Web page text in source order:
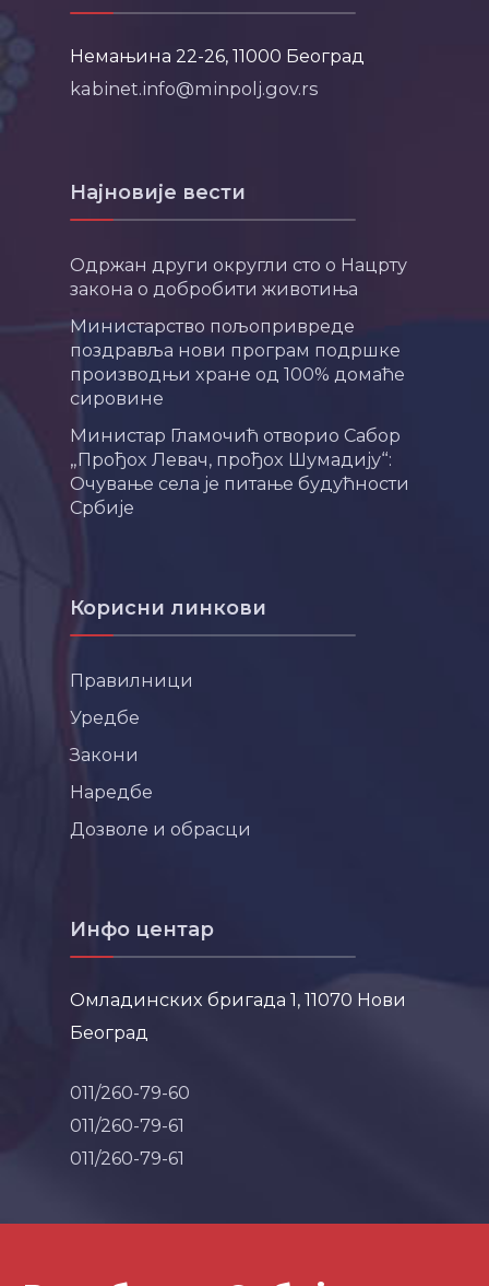
Немањина 22-26, 11000 Београд
kabinet.info@minpolj.gov.rs
Најновије вести
Одржан други округли сто о Нацрту
закона о добробити животиња
Министарство пољопривреде
поздравља нови програм подршке
производњи хране од 100% домаће
сировине
Министар Гламочић отворио Сабор
„Прођох Левач, прођох Шумадију“:
Очување села је питање будућности
Србије
Корисни линкови
Правилници
Уредбе
Закони
Наредбе
Дозволе и обрасци
Инфо центар
Омладинских бригада 1, 11070 Нови
Београд
011/260-79-60
011/260-79-61
011/260-79-61